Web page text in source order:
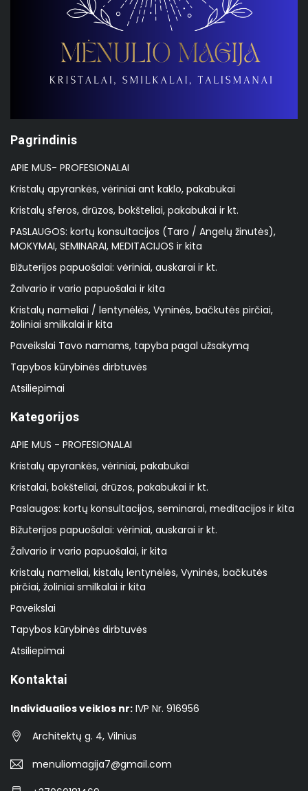
Pagrindinis
APIE MUS- PROFESIONALAI
Kristalų apyrankės, vėriniai ant kaklo, pakabukai
Kristalų sferos, drūzos, bokšteliai, pakabukai ir kt.
PASLAUGOS: kortų konsultacijos (Taro / Angelų žinutės),
MOKYMAI, SEMINARAI, MEDITACIJOS ir kita
Bižuterijos papuošalai: vėriniai, auskarai ir kt.
Žalvario ir vario papuošalai ir kita
Kristalų nameliai / lentynėlės, Vyninės, bačkutės pirčiai,
žoliniai smilkalai ir kita
Paveikslai Tavo namams, tapyba pagal užsakymą
Tapybos kūrybinės dirbtuvės
Atsiliepimai
Kategorijos
APIE MUS - PROFESIONALAI
Kristalų apyrankės, vėriniai, pakabukai
Kristalai, bokšteliai, drūzos, pakabukai ir kt.
Paslaugos: kortų konsultacijos, seminarai, meditacijos ir kita
Bižuterijos papuošalai: vėriniai, auskarai ir kt.
Žalvario ir vario papuošalai, ir kita
Kristalų nameliai, kistalų lentynėlės, Vyninės, bačkutės
pirčiai, žoliniai smilkalai ir kita
Paveikslai
Tapybos kūrybinės dirbtuvės
Atsiliepimai
Kontaktai
Individualios veiklos nr: IVP Nr. 916956
Architektų g. 4, Vilnius
menuliomagija7@gmail.com